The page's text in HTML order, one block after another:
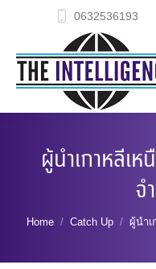
0632536193
ผู้นำเกาหลีเ
จ
You are here:
Home Catch Up ผู้นำ